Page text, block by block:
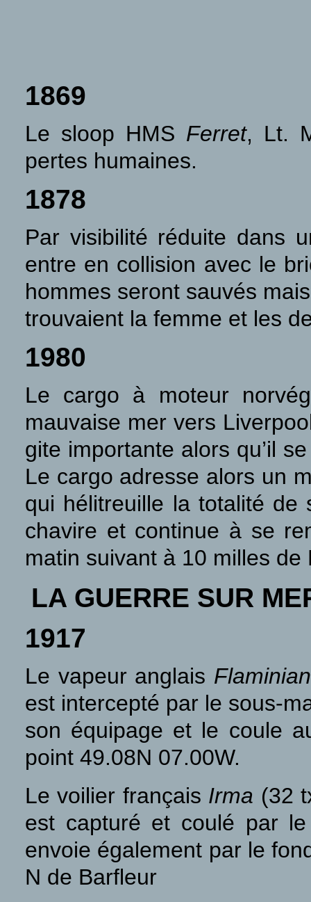
1869
Le sloop HMS Ferret, Lt.
pertes humaines.
1878
Par visibilité réduite dans
entre en collision avec le
hommes seront sauvés
trouvaient la femme et les
1980
Le cargo à moteur
mauvaise mer vers
gite importante alors qu’il
Le cargo adresse alors un
qui hélitreuille la totalité de
chavire et continue à se
matin suivant à 10 milles de
LA GUERRE SUR
1917
Le vapeur anglais Flaminian
est intercepté par le sous-
son équipage et le coule
point 49.08N 07.00W.
Le voilier français Irma (32
est capturé et coulé par
envoie également par le
N de Barfleur